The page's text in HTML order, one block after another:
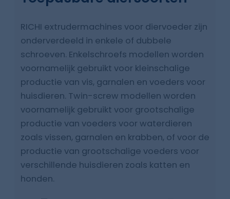
worden verder onderverdeeld in
droogverwerkende éénschroefextruders,
terwijl tweeschroefextruders voornamelijk
bestaan uit de SPHS-serie.
Neem contact met ons op
RICHI extrudermachines voor diervoeder zijn
onderverdeeld in enkele of dubbele
schroeven. Enkelschroefs modellen worden
voornamelijk gebruikt voor kleinschalige
productie van vis, garnalen en voeders voor
huisdieren. Twin-screw modellen worden
voornamelijk gebruikt voor grootschalige
productie van voeders voor waterdieren
zoals vissen, garnalen en krabben, of voor de
productie van grootschalige voeders voor
verschillende huisdieren zoals katten en
honden.